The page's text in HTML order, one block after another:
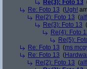
Re(3): Foto 13
Re: Foto 13 (Ugh!
Re(2): Foto 13 (
Re(3): Foto 13 (
Re(4): Foto
Re(5):
Re: Foto 13 (ms
Re: Foto 13 (
Re(2): Foto 13 (